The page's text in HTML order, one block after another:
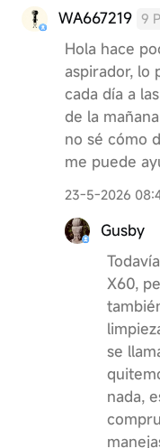
WA667219 9
Hola hace
aspirador, lo
cada día a
de la
no sé cómo
me puede
23-5-2026
Gusby
X60,
se
nada,